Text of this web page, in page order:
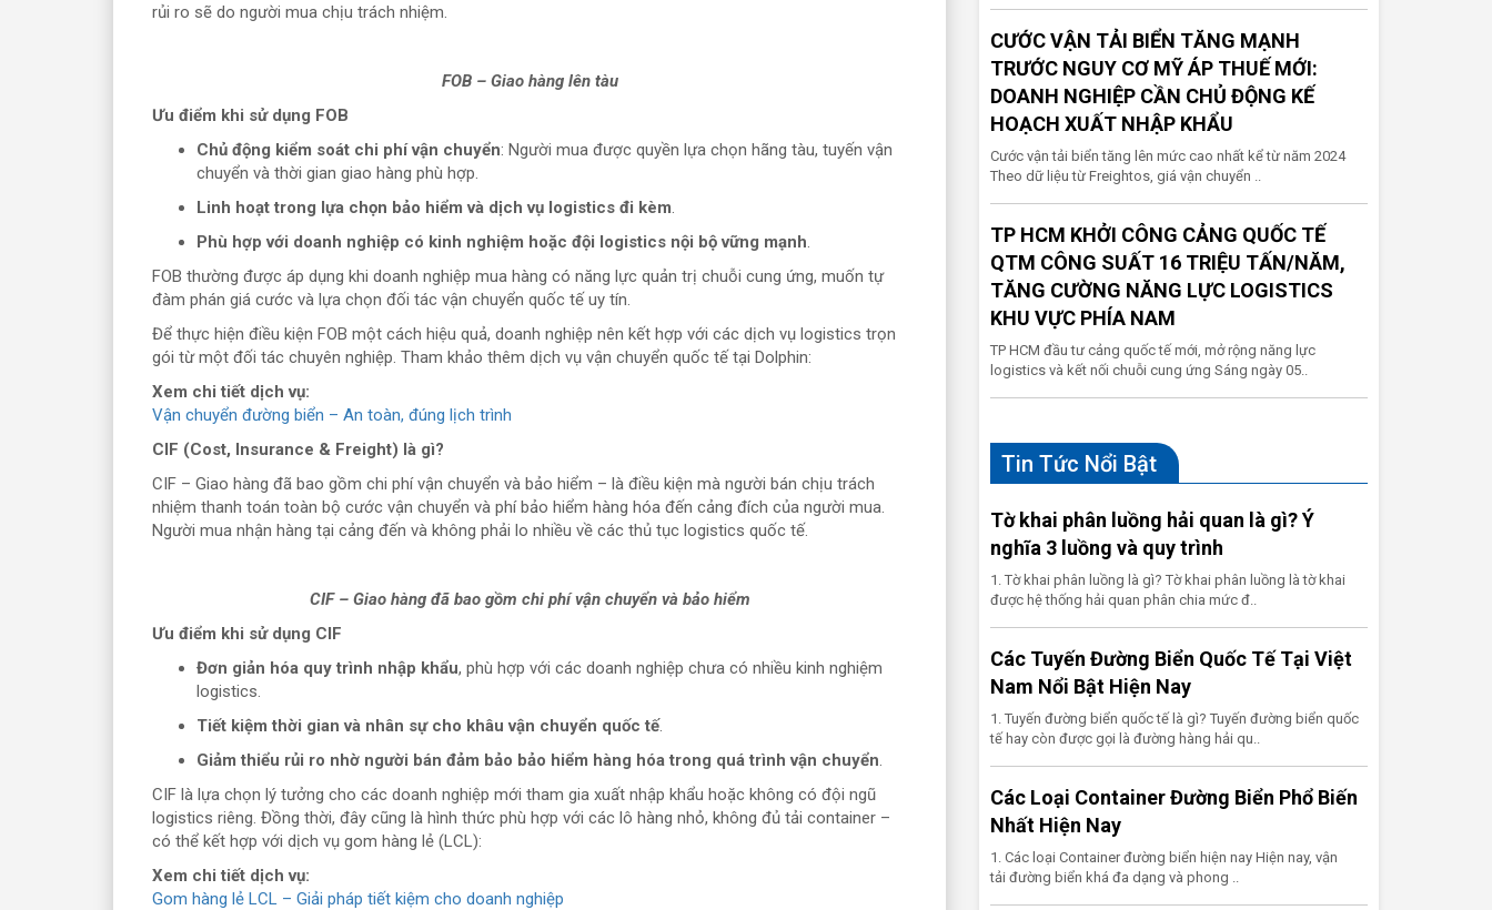
rủi ro sẽ do người mua chịu trách nhiệm.
FOB – Giao hàng lên tàu
Ưu điểm khi sử dụng FOB
Chủ động kiểm soát chi phí vận chuyển: Người mua được quyền lựa chọn hãng tàu, tuyến vận
chuyển và thời gian giao hàng phù hợp.
Linh hoạt trong lựa chọn bảo hiểm và dịch vụ logistics đi kèm
Phù hợp với doanh nghiệp có kinh nghiệm hoặc đội logistics nội bộ vững mạnh
FOB thường được áp dụng khi doanh nghiệp mua hàng có năng lực quản trị chuỗi cung ứng, muốn tự
đàm phán giá cước và lựa chọn đối tác vận chuyển quốc tế uy tín.
Để thực hiện điều kiện FOB một cách hiệu quả, doanh nghiệp nên kết hợp với các dịch vụ logistics trọn
gói từ một đối tác chuyên nghiệp. Tham khảo thêm dịch vụ vận chuyển quốc tế tại Dolphin:
Xem chi tiết dịch vụ:
Vận chuyển đường biển – An toàn, đúng lịch trình
CIF (Cost, Insurance & Freight) là gì?
CIF – Giao hàng đã bao gồm chi phí vận chuyển và bảo hiểm – là điều kiện mà người bán chịu trách
nhiệm thanh toán toàn bộ cước vận chuyển và phí bảo hiểm hàng hóa đến cảng đích của người mua.
Người mua nhận hàng tại cảng đến và không phải lo nhiều về các thủ tục logistics quốc tế.
CIF – Giao hàng đã bao gồm chi phí vận chuyển và bảo hiểm
Ưu điểm khi sử dụng CIF
Đơn giản hóa quy trình nhập khẩu, phù hợp với các doanh nghiệp chưa có nhiều kinh nghiệm
logistics.
Tiết kiệm thời gian và nhân sự cho khâu vận chuyển quốc tế.
Giảm thiểu rủi ro nhờ người bán đảm bảo bảo hiểm hàng hóa trong quá trình vận chuyển
CIF là lựa chọn lý tưởng cho các doanh nghiệp mới tham gia xuất nhập khẩu hoặc không có đội ngũ
logistics riêng. Đồng thời, đây cũng là hình thức phù hợp với các lô hàng nhỏ, không đủ tải container –
có thể kết hợp với dịch vụ gom hàng lẻ (LCL):
Xem chi tiết dịch vụ:
Gom hàng lẻ LCL – Giải pháp tiết kiệm cho doanh nghiệp
CƯỚC VẬN TẢI BIỂN TĂNG MẠNH
TRƯỚC NGUY CƠ MỸ ÁP THUẾ MỚI:
DOANH NGHIỆP CẦN CHỦ ĐỘNG KẾ
HOẠCH XUẤT NHẬP KHẨU
Cước vận tải biển tăng lên mức cao nhất kể từ năm 2024
Theo dữ liệu từ Freightos, giá vận chuyển ..
TP HCM KHỞI CÔNG CẢNG QUỐC TẾ
QTM CÔNG SUẤT 16 TRIỆU TẤN/NĂM,
TĂNG CƯỜNG NĂNG LỰC LOGISTICS
KHU VỰC PHÍA NAM
TP HCM đầu tư cảng quốc tế mới, mở rộng năng lực
logistics và kết nối chuỗi cung ứng Sáng ngày 05..
Tin Tức Nổi Bật
Tờ khai phân luồng hải quan là gì? Ý
nghĩa 3 luồng và quy trình
1. Tờ khai phân luồng là gì? Tờ khai phân luồng là tờ khai
được hệ thống hải quan phân chia mức đ..
Các Tuyến Đường Biển Quốc Tế Tại Việt
Nam Nổi Bật Hiện Nay
1. Tuyến đường biển quốc tế là gì? Tuyến đường biển quốc
tế hay còn được gọi là đường hàng hải qu..
Các Loại Container Đường Biển Phổ Biến
Nhất Hiện Nay
1. Các loại Container đường biển hiện nay Hiện nay, vận
tải đường biển khá đa dạng và phong ..